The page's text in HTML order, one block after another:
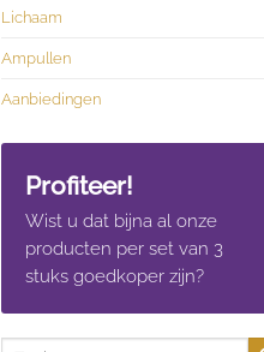
Lichaam
Ampullen
Aanbiedingen
Profiteer!
Wist u dat bijna al onze
producten per set van 3
stuks goedkoper zijn?
Zoeken